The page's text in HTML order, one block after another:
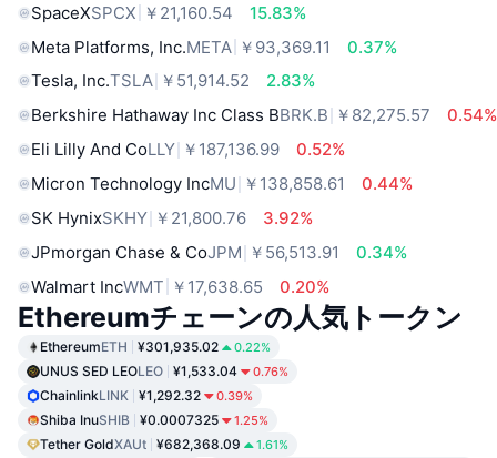
SpaceXSPCX ￥21,160.54
15.83%
Meta Platforms, Inc.META ￥93,369.11
0.37%
Tesla, Inc.TSLA ￥51,914.52
2.83%
Berkshire Hathaway Inc Class BBRK.B ￥82,275.57
0.54%
Eli Lilly And CoLLY ￥187,136.99
0.52%
Micron Technology IncMU ￥138,858.61
0.44%
SK HynixSKHY ￥21,800.76
3.92%
JPmorgan Chase & CoJPM ￥56,513.91
0.34%
Walmart IncWMT ￥17,638.65 0.20%
Ethereumチェーンの人気トークン
EthereumETH ¥301,935.02 0.22%
UNUS SED LEOLEO ¥1,533.04 0.76%
ChainlinkLINK ¥1,292.32 0.39%
Shiba InuSHIB ¥0.0007325 1.25%
Tether GoldXAUt ¥682,368.09 1.61%